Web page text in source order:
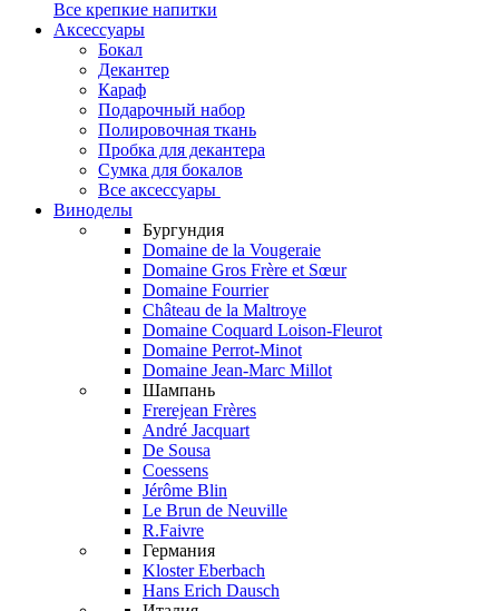
Все крепкие напитки
Аксессуары
Бокал
Декантер
Караф
Подарочный набор
Полировочная ткань
Пробка для декантера
Сумка для бокалов
Все аксессуары
Виноделы
Бургундия
Domaine de la Vougeraie
Domaine Gros Frère et Sœur
Domaine Fourrier
Château de la Maltroye
Domaine Coquard Loison-Fleurot
Domaine Perrot-Minot
Domaine Jean-Marc Millot
Шампань
Frerejean Frères
André Jacquart
De Sousa
Coessens
Jérôme Blin
Le Brun de Neuville
R.Faivre
Германия
Kloster Eberbach
Hans Erich Dausch